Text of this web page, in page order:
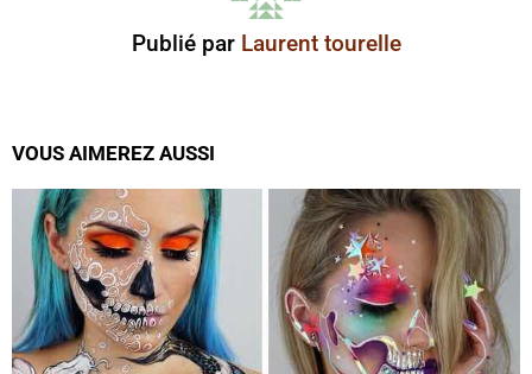
Publié par Laurent tourelle
VOUS AIMEREZ AUSSI